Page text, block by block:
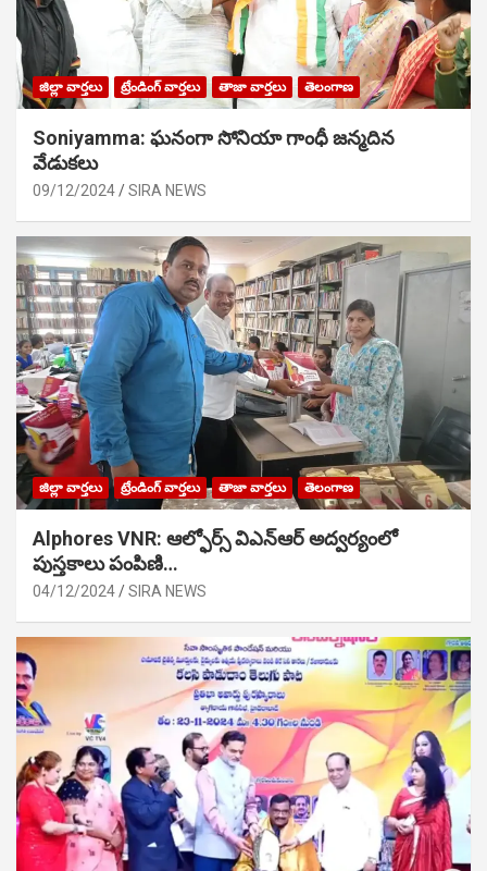
జిల్లా వార్తలు ట్రేండింగ్ వార్తలు తాజా వార్తలు తెలంగాణ
Soniyamma: ఘ‌నంగా సోనియా గాంధీ జ‌న్మ‌దిన
వేడుక‌లు
09/12/2024 SIRA NEWS
జిల్లా వార్తలు ట్రేండింగ్ వార్తలు తాజా వార్తలు తెలంగాణ
Alphores VNR: ఆల్ఫోర్స్ విఎన్ఆర్ అద్వర్యంలో
పుస్తకాలు పంపిణి…
04/12/2024 SIRA NEWS